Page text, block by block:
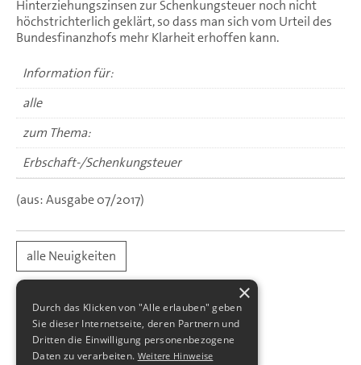
Hinterziehungszinsen zur Schenkungsteuer noch nicht
höchstrichterlich geklärt, so dass man sich vom Urteil des
Bundesfinanzhofs mehr Klarheit erhoffen kann.
Information für:
alle
zum Thema:
Erbschaft-/Schenkungsteuer
(aus: Ausgabe 07/2017)
alle Neuigkeiten
×
Durch das Klicken von "Alle erlauben" geben
Sie dieser Internetseite, deren Partnern und
Dritten die Einwilligung personenbezogene
Daten zu verarbeiten. Weitere Hinweise